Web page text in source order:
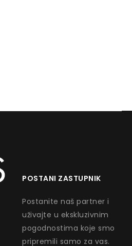
POSTANI ZASTUPNIK
Postanite naš partner i
uživajte u ekskluzivnim
pogodnostima koje smo
pripremili samo za vas.